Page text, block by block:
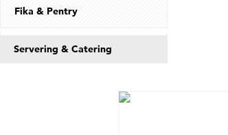
Fika & Pentry
Servering & Catering